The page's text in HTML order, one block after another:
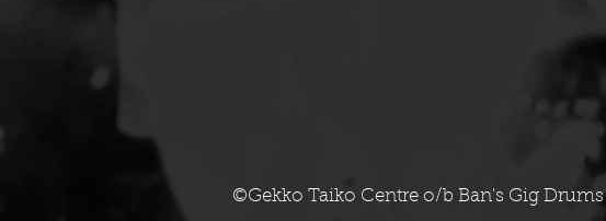
©Gekko Taiko Centre o/b Ban's Gig